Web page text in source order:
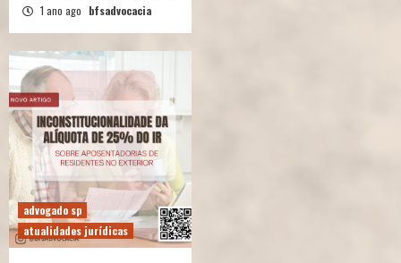
1 ano ago bfsadvocacia
advogado sp
atualidades jurídicas